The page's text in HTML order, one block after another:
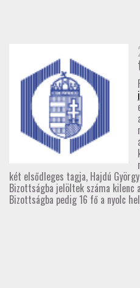
TOVÁBBKÉPZÉSEK
SZAKCSOPORTOK
ELNÖKSÉG
MUNKATERVEK,
HATÁROZATOK
két elsődleges tagja, Hajdú
Bizottságba jelöltek száma kilenc
Bizottságba pedig 16 fő a nyolc